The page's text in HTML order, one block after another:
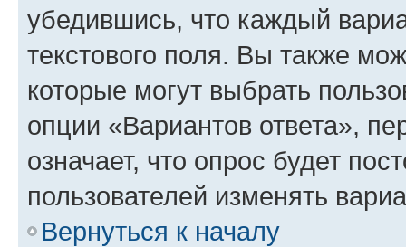
убедившись, что каждый
текстового поля. Вы также
которые могут выбрать
опции «Вариантов ответа»,
означает, что опрос будет
пользователей изменять
Вернуться к началу